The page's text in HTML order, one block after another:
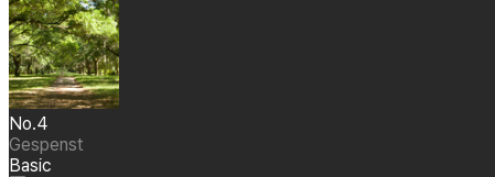
No.4
Gespenst
Basic